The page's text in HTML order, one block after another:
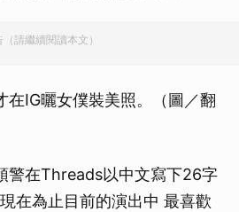
（請繼續閱讀本文）
IG曬女僕裝美照。（圖／翻
警在Threads以中文寫下26字
在為止目前的演出中 最喜歡